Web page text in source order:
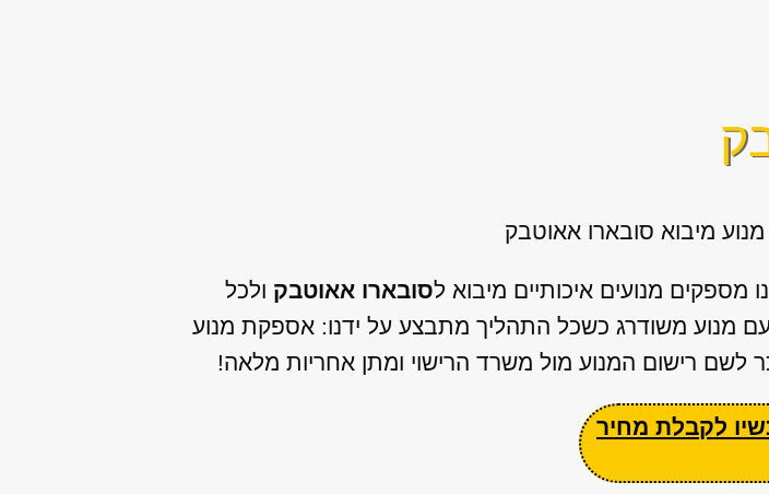
מנוע מיבוא סובארו אאוטבק
מספקים מנועים איכותיים מיבוא לסובארו אאוטבק ולכל
מנוע משודרג כשכל התהליך מתבצע על ידנו: אספקת מנוע
לשם רישום המנוע מול משרד הרישוי ומתן אחריות מלאה!
לקבלת מחיר